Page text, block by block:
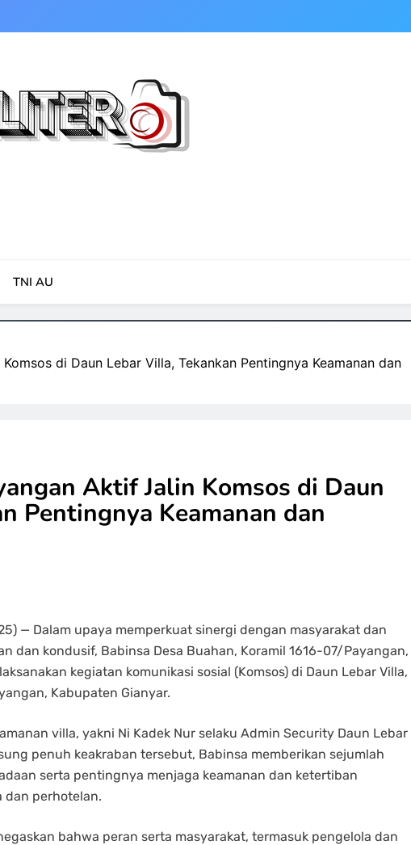
TNI AU
di Daun Lebar Villa, Tekankan Pentingnya Keamanan dan
Aktif Jalin Komsos di Daun
Pentingnya Keamanan dan
— Dalam upaya memperkuat sinergi dengan masyarakat dan
dan kondusif, Babinsa Desa Buahan, Koramil 1616-07/Payangan,
kegiatan komunikasi sosial (Komsos) di Daun Lebar Villa,
Kabupaten Gianyar.
villa, yakni Ni Kadek Nur selaku Admin Security Daun Lebar
penuh keakraban tersebut, Babinsa memberikan sejumlah
serta pentingnya menjaga keamanan dan ketertiban
dan perhotelan.
bahwa peran serta masyarakat, termasuk pengelola dan